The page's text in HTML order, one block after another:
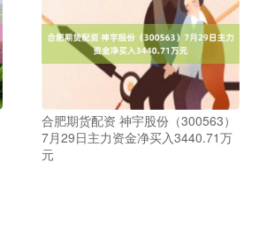
合肥期货配资 神宇股份（300563）
7月29日主力资金净买入3440.71万
元